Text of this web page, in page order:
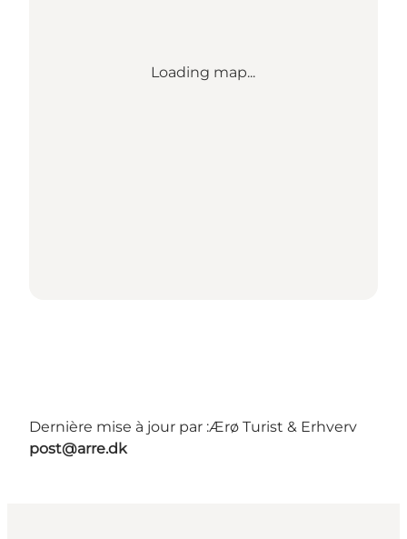
Loading map...
Dernière mise à jour par :Ærø Turist & Erhverv
post@arre.dk